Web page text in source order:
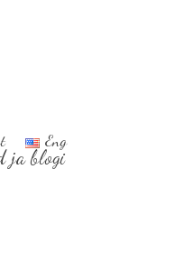
ja blogi
Eng